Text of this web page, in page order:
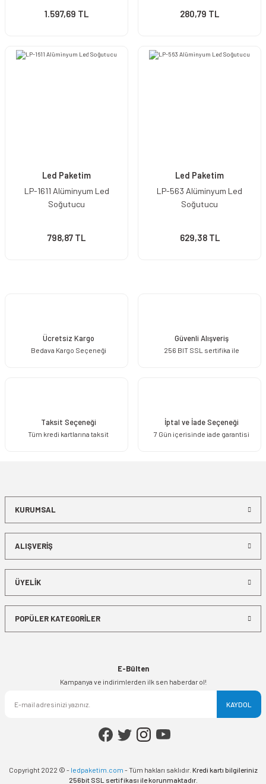
1.597,69 TL 280,79 TL
Led Paketim
LP-1611 Alüminyum Led
Soğutucu
798,87 TL
Led Paketim
LP-563 Alüminyum Led
Soğutucu
629,38 TL
Ücretsiz Kargo
Bedava Kargo Seçeneği
Güvenli Alışveriş
256 BIT SSL sertifika ile
Taksit Seçeneği
Tüm kredi kartlarına taksit
İptal ve İade Seçeneği
7 Gün içerisinde iade garantisi
KURUMSAL
ALIŞVERİŞ
ÜYELİK
POPÜLER KATEGORİLER
E-Bülten
Kampanya ve indirimlerden ilk sen haberdar ol!
KAYDOL
Copyright 2022 © - ledpaketim.com - Tüm hakları saklıdır. Kredi kartı bilgileriniz
256bit SSL sertifikası ile korunmaktadır.